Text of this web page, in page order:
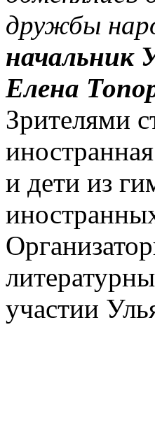
дружбы
начальник
Елена
Зрителями
и дети из
участии